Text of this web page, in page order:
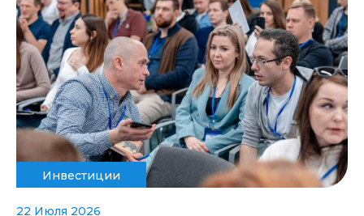
Инвестиции
22 Июля 2026